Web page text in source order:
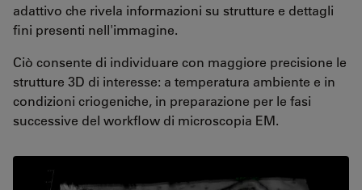
adattivo che rivela informazioni su strutture e dettagli
fini presenti nell'immagine.
Ciò consente di individuare con maggiore precisione le
strutture 3D di interesse: a temperatura ambiente e in
condizioni criogeniche, in preparazione per le fasi
successive del workflow di microscopia EM.